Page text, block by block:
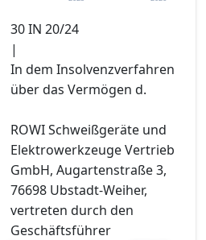
30 IN 20/24
|
In dem Insolvenzverfahren
über das Vermögen d.
ROWI Schweißgeräte und
Elektrowerkzeuge Vertrieb
GmbH, Augartenstraße 3,
76698 Ubstadt-Weiher,
vertreten durch den
Geschäftsführer